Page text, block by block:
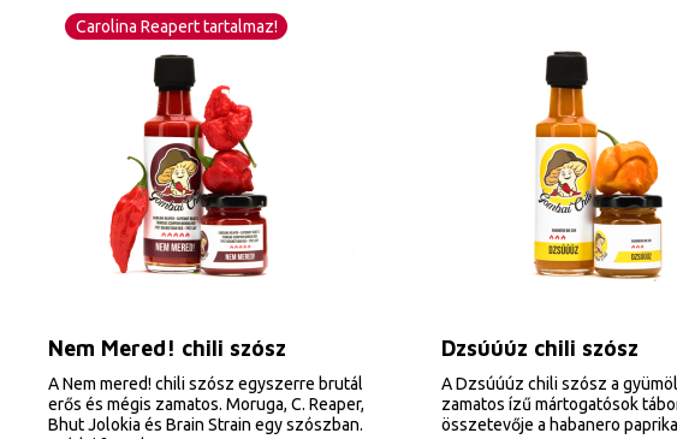
Carolina Reapert tartalmaz!
Nem Mered! chili szósz
A Nem mered! chili szósz egyszerre brutál
erős és mégis zamatos. Moruga, C. Reaper,
Bhut Jolokia és Brain Strain egy szószban.
Dzsúúúz chili szósz
A Dzsúúúz chili szósz a
zamatos ízű mártogatósok
összetevője a habanero